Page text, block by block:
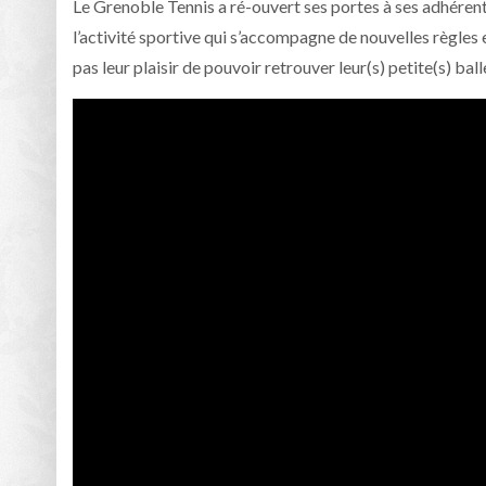
Le Grenoble Tennis a ré-ouvert ses portes à ses
l’activité sportive qui s’accompagne de nouvelles
pas leur plaisir de pouvoir retrouver leur(s) petite(s)